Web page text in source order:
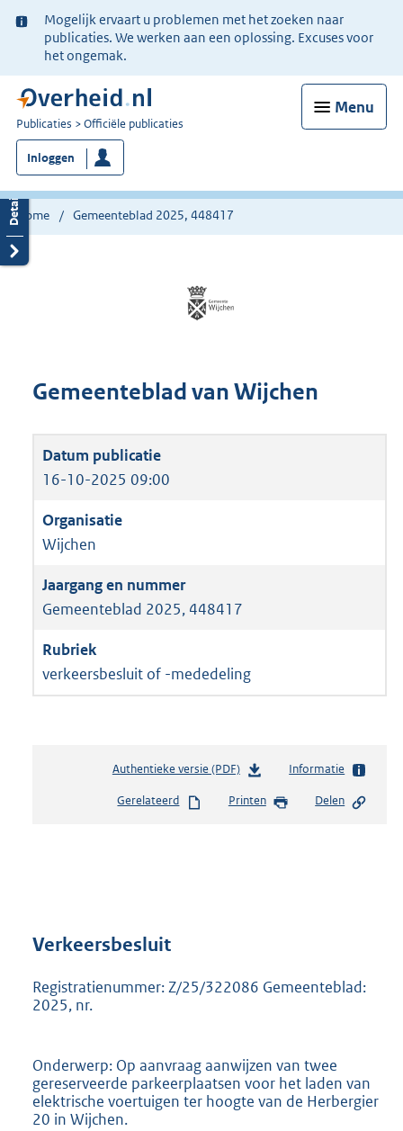
Ter
informatie:
Mogelijk ervaart u problemen met het zoeken naar
publicaties. We werken aan een oplossing. Excuses voor
het ongemak.
Menu
U
bent
nu
hier:
Publicaties Officiële publicaties
Inloggen
Home Gemeenteblad 2025, 448417
Gemeenteblad van Wijchen
16-10-2025 09:00
Wijchen
Gemeenteblad 2025, 448417
verkeersbesluit of -mededeling
Authentieke versie (PDF)b
s
t
8
7
7
Informatie
Gerelateerd Printen Delen
Verkeersbesluit
Registratienummer: Z/25/322086 Gemeenteblad:
2025, nr.
Onderwerp: Op aanvraag aanwijzen van twee
gereserveerde parkeerplaatsen voor het laden van
elektrische voertuigen ter hoogte van de Herbergier
20 in Wijchen.